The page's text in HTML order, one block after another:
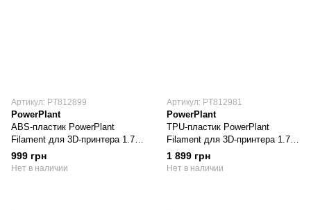
Артикул: PT812899
PowerPlant
ABS-пластик PowerPlant
Filament для 3D-принтера 1.75
мм 1 кг, желтый
999 грн
Нет в наличии
Артикул: PT812981
PowerPlant
TPU-пластик PowerPlant
Filament для 3D-принтера 1.75
мм 1 кг, черный
1 899 грн
Нет в наличии